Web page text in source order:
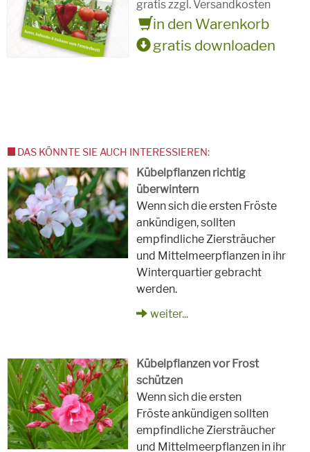
gratis zzgl. Versandkosten
in den Warenkorb
gratis downloaden
DAS KÖNNTE SIE AUCH INTERESSIEREN:
Kübelpflanzen richtig
überwintern
Wenn sich die ersten Fröste
ankündigen, sollten
empfindliche Ziersträucher
und Mittelmeerpflanzen in ihr
Winterquartier gebracht
werden.
weiter...
Kübelpflanzen vor Frost
schützen
Wenn sich die ersten
Fröste ankündigen sollten
empfindliche Ziersträucher
und Mittelmeerpflanzen in ihr